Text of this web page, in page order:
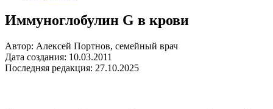
Иммуноглобулин G в крови
Автор: Алексей Портнов, семейный врач
Дата создания: 10.03.2011
Последняя редакция: 27.10.2025